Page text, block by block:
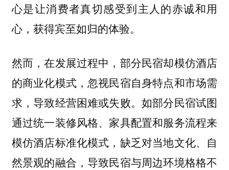
心是让消费者真切感受到主人的赤诚和用
心，获得宾至如归的体验。
然而，在发展过程中，部分民宿却模仿酒店
的商业化模式，忽视民宿自身特点和市场需
求，导致经营困难或失败。如部分民宿试图
通过统一装修风格、家具配置和服务流程来
模仿酒店标准化模式，缺乏对当地文化、自
然景观的融合，导致民宿与周边环境格格不